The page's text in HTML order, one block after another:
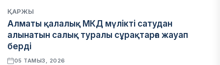
ҚАРЖЫ
Алматы қалалық МКД мүлікті сатудан
алынатын салық туралы сұрақтарға жауап
берді
05 ТАМЫЗ, 2026